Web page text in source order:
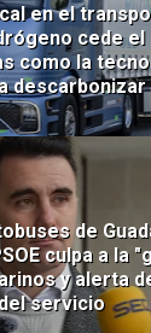
en el
cede el
como la
de
culpa a la
y alerta
servicio